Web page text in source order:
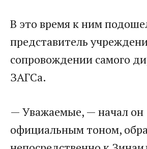
В это время к ним
представитель
сопровождении самого
ЗАГСа.
— Уважаемые, — начал он
официальным тоном,